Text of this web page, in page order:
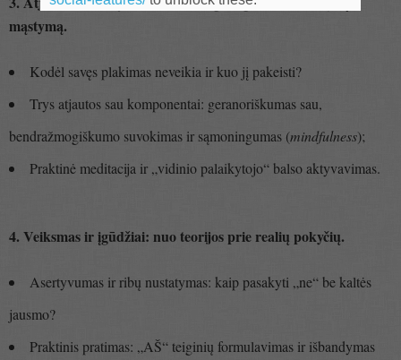
mąstymą.
Kodėl savęs plakimas neveikia ir kuo jį pakeisti?
Trys atjautos sau komponentai: geranoriškumas sau,
bendražmogiškumo suvokimas ir sąmoningumas (mindfulness);
Praktinė meditacija ir „vidinio palaikytojo“ balso aktyvavimas.
4. Veiksmas ir įgūdžiai: nuo teorijos prie realių pokyčių.
Asertyvumas ir ribų nustatymas: kaip pasakyti „ne“ be kaltės
jausmo?
Praktinis pratimas: „AŠ“ teiginių formulavimas ir išbandymas